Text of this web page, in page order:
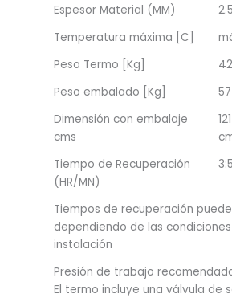
Espesor Material (MM)
2.5
Temperatura máxima [C]
Peso Termo [Kg]
Peso embalado [Kg]
Dimensión con embalaje
cms
Tiempo de Recuperación
(HR/MN)
Tiempos de recuperación
dependiendo de las
instalación
Presión de trabajo
El termo incluye una válvula de